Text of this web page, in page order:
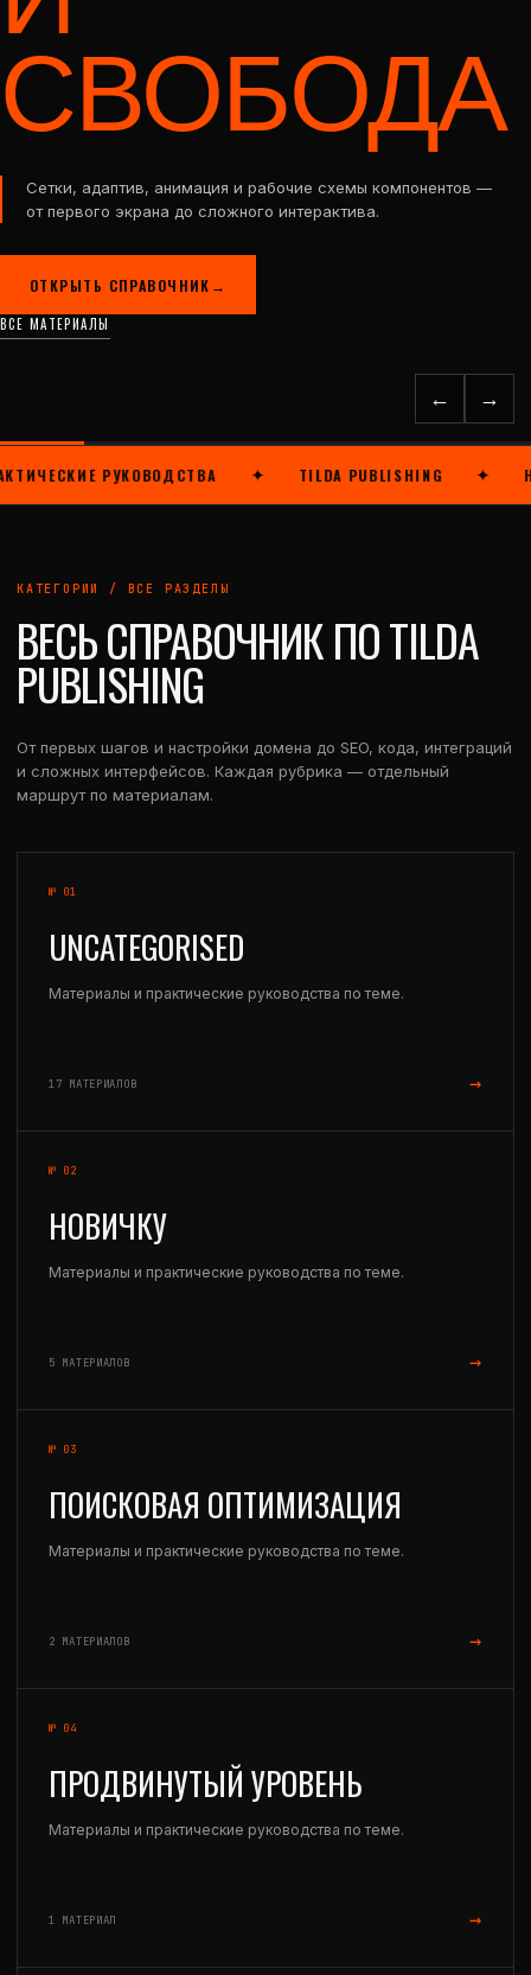
СВОБОДА
Сетки, адаптив, анимация и рабочие схемы компонентов —
от первого экрана до сложного интерактива.
ОТКРЫТЬ СПРАВОЧНИК →
ВСЕ МАТЕРИАЛЫ
← →
РУКОВОДСТВА TILDA PUBLISHING
КАТЕГОРИИ / ВСЕ РАЗДЕЛЫ
ВЕСЬ СПРАВОЧНИК ПО TILDA
PUBLISHING
От первых шагов и настройки домена до SEO, кода, интеграций
и сложных интерфейсов. Каждая рубрика — отдельный
маршрут по материалам.
№ 01
UNCATEGORISED
Материалы и практические руководства по теме.
17 МАТЕРИАЛОВ →
№ 02
НОВИЧКУ
Материалы и практические руководства по теме.
5 МАТЕРИАЛОВ →
№ 03
ПОИСКОВАЯ ОПТИМИЗАЦИЯ
Материалы и практические руководства по теме.
2 МАТЕРИАЛОВ →
№ 04
ПРОДВИНУТЫЙ УРОВЕНЬ
Материалы и практические руководства по теме.
1 МАТЕРИАЛ →